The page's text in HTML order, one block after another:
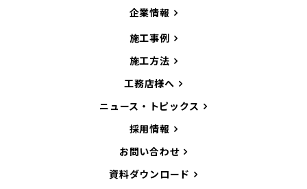
企業情報
施工事例
施工方法
工務店様へ
ニュース・トピックス
採用情報
お問い合わせ
資料ダウンロード